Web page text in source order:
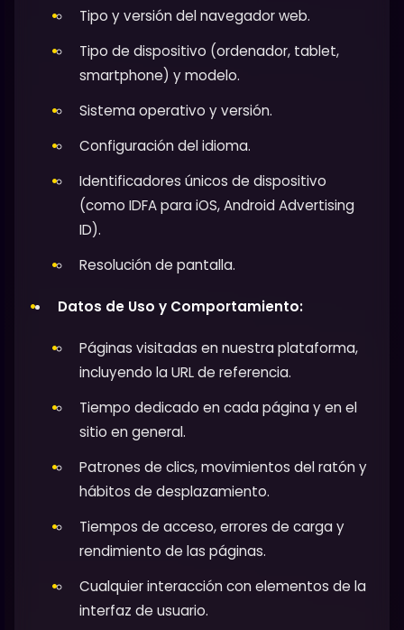
Tipo y versión del navegador web.
Tipo de dispositivo (ordenador, tablet,
smartphone) y modelo.
Sistema operativo y versión.
Configuración del idioma.
Identificadores únicos de dispositivo
(como IDFA para iOS, Android Advertising
ID).
Resolución de pantalla.
Datos de Uso y Comportamiento:
Páginas visitadas en nuestra plataforma,
incluyendo la URL de referencia.
Tiempo dedicado en cada página y en el
sitio en general.
Patrones de clics, movimientos del ratón y
hábitos de desplazamiento.
Tiempos de acceso, errores de carga y
rendimiento de las páginas.
Cualquier interacción con elementos de la
interfaz de usuario.